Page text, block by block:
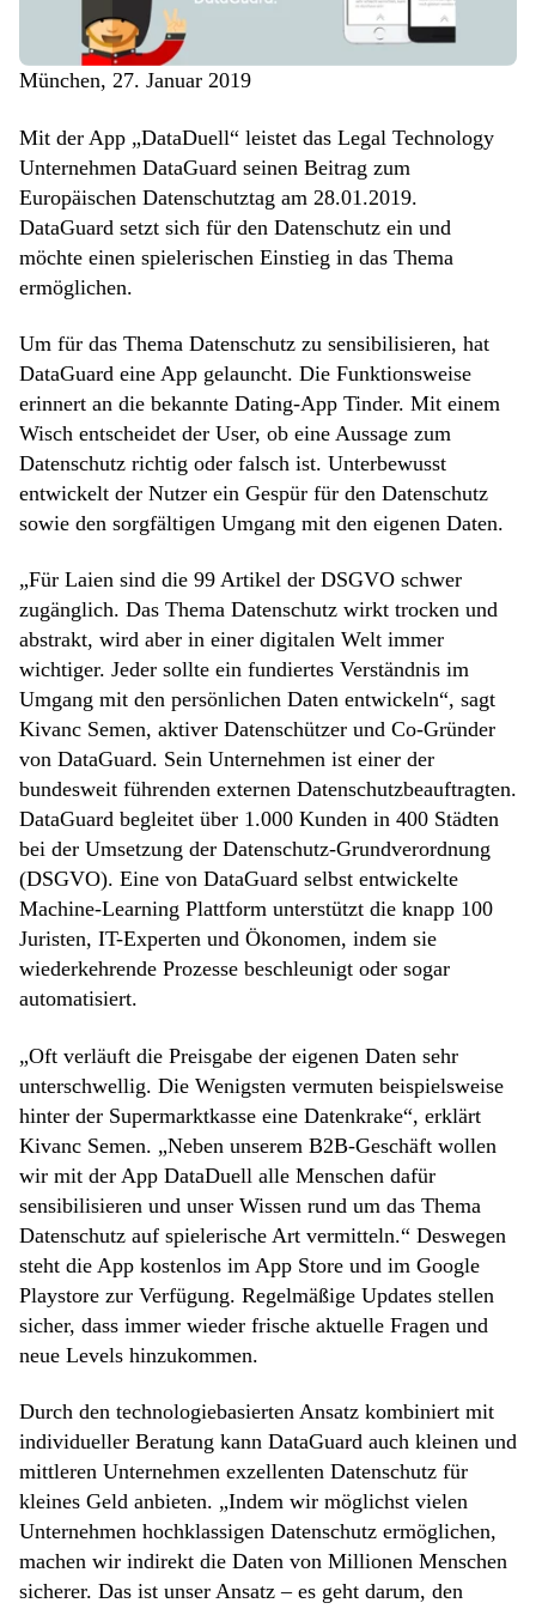
München, 27. Januar 2019
Mit der App „DataDuell“ leistet das Legal Technology
Unternehmen DataGuard seinen Beitrag zum
Europäischen Datenschutztag am 28.01.2019.
DataGuard setzt sich für den Datenschutz ein und
möchte einen spielerischen Einstieg in das Thema
ermöglichen.
Um für das Thema Datenschutz zu sensibilisieren, hat
DataGuard eine App gelauncht. Die Funktionsweise
erinnert an die bekannte Dating-App Tinder. Mit einem
Wisch entscheidet der User, ob eine Aussage zum
Datenschutz richtig oder falsch ist. Unterbewusst
entwickelt der Nutzer ein Gespür für den Datenschutz
sowie den sorgfältigen Umgang mit den eigenen Daten.
„Für Laien sind die 99 Artikel der DSGVO schwer
zugänglich. Das Thema Datenschutz wirkt trocken und
abstrakt, wird aber in einer digitalen Welt immer
wichtiger. Jeder sollte ein fundiertes Verständnis im
Umgang mit den persönlichen Daten entwickeln“, sagt
Kivanc Semen, aktiver Datenschützer und Co-Gründer
von DataGuard. Sein Unternehmen ist einer der
bundesweit führenden externen Datenschutzbeauftragten.
DataGuard begleitet über 1.000 Kunden in 400 Städten
bei der Umsetzung der Datenschutz-Grundverordnung
(DSGVO). Eine von DataGuard selbst entwickelte
Machine-Learning Plattform unterstützt die knapp 100
Juristen, IT-Experten und Ökonomen, indem sie
wiederkehrende Prozesse beschleunigt oder sogar
automatisiert.
„Oft verläuft die Preisgabe der eigenen Daten sehr
unterschwellig. Die Wenigsten vermuten beispielsweise
hinter der Supermarktkasse eine Datenkrake“, erklärt
Kivanc Semen. „Neben unserem B2B-Geschäft wollen
wir mit der App DataDuell alle Menschen dafür
sensibilisieren und unser Wissen rund um das Thema
Datenschutz auf spielerische Art vermitteln.“ Deswegen
steht die App kostenlos im App Store und im Google
Playstore zur Verfügung. Regelmäßige Updates stellen
sicher, dass immer wieder frische aktuelle Fragen und
neue Levels hinzukommen.
Durch den technologiebasierten Ansatz kombiniert mit
individueller Beratung kann DataGuard auch kleinen und
mittleren Unternehmen exzellenten Datenschutz für
kleines Geld anbieten. „Indem wir möglichst vielen
Unternehmen hochklassigen Datenschutz ermöglichen,
machen wir indirekt die Daten von Millionen Menschen
sicherer. Das ist unser Ansatz – es geht darum, den